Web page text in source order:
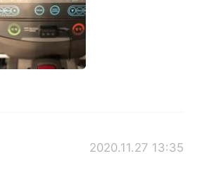
العربية
Deutsch
2020.11.27 13:35